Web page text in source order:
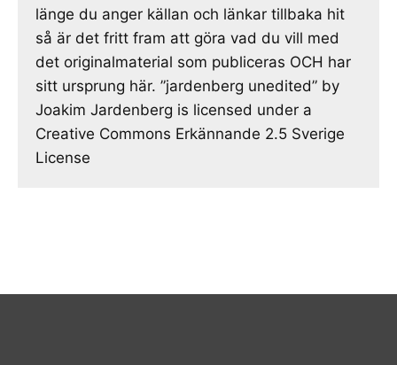
länge du anger källan och länkar tillbaka hit
så är det fritt fram att göra vad du vill med
det originalmaterial som publiceras OCH har
sitt ursprung här. ”jardenberg unedited” by
Joakim Jardenberg is licensed under a
Creative Commons Erkännande 2.5 Sverige
License